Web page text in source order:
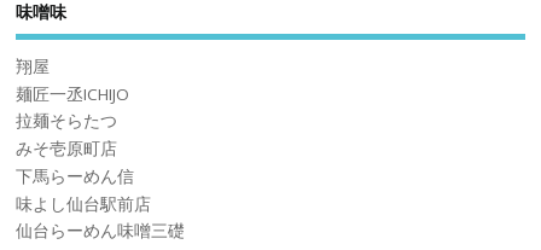
味噌味
翔屋
麺匠一丞ICHIJO
拉麺そらたつ
みそ壱原町店
下馬らーめん信
味よし仙台駅前店
仙台らーめん味噌三礎